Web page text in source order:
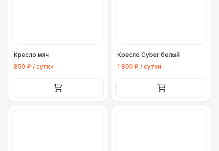
Кресло мяч
850 ₽ / сутки
Кресло Cyber белый
1 800 ₽ / сутки